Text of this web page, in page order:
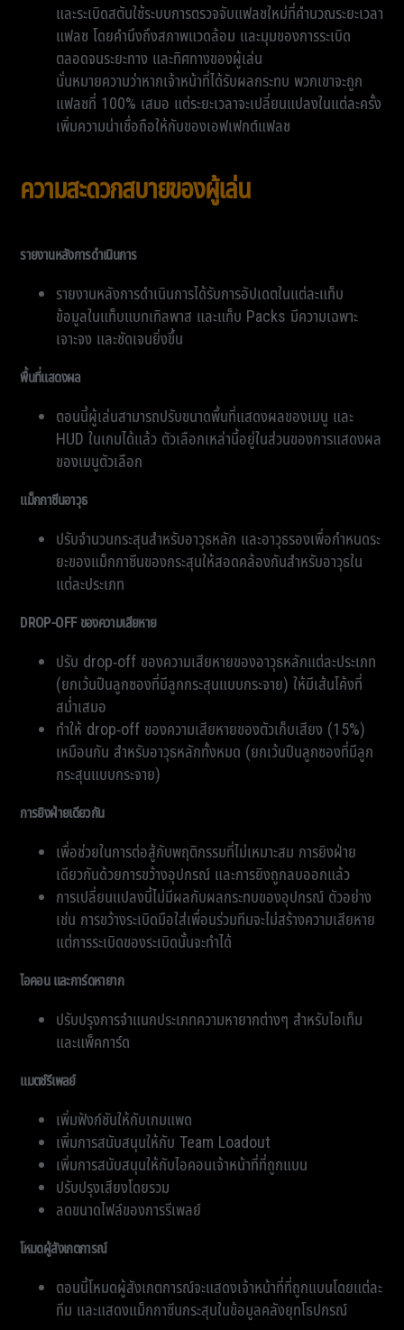
และระเบิดสตันใช้ระบบการตรวจจับแฟลชใหม่ที่คำนวณระยะเวลา
แฟลช โดยคำนึงถึงสภาพแวดล้อม และมุมของการระเบิด
ตลอดจนระยะทาง และทิศทางของผู้เล่น
นั่นหมายความว่าหากเจ้าหน้าที่ได้รับผลกระทบ พวกเขาจะถูก
แฟลชที่ 100% เสมอ แต่ระยะเวลาจะเปลี่ยนแปลงในแต่ละครั้ง
เพิ่มความน่าเชื่อถือให้กับของเอฟเฟกต์แฟลช
ความสะดวกสบายของผู้เล่น
รายงานหลังการดำเนินการ
รายงานหลังการดำเนินการได้รับการอัปเดตในแต่ละแท็บ
ข้อมูลในแท็บแบทเทิลพาส และแท็บ Packs มีความเฉพาะ
เจาะจง และชัดเจนยิ่งขึ้น
พื้นที่แสดงผล
ตอนนี้ผู้เล่นสามารถปรับขนาดพื้นที่แสดงผลของเมนู และ
HUD ในเกมได้แล้ว ตัวเลือกเหล่านี้อยู่ในส่วนของการแสดงผล
ของเมนูตัวเลือก
แม็กกาซีนอาวุธ
ปรับจำนวนกระสุนสำหรับอาวุธหลัก และอาวุธรองเพื่อกำหนดระ
ยะของแม็กกาซีนของกระสุนให้สอดคล้องกันสำหรับอาวุธใน
แต่ละประเภท
DROP-OFF ของความเสียหาย
ปรับ drop-off ของความเสียหายของอาวุธหลักแต่ละประเภท
(ยกเว้นปืนลูกซองที่มีลูกกระสุนแบบกระจาย) ให้มีเส้นโค้งที่
สม่ำเสมอ
ทำให้ drop-off ของความเสียหายของตัวเก็บเสียง (15%)
เหมือนกัน สำหรับอาวุธหลักทั้งหมด (ยกเว้นปืนลูกซองที่มีลูก
กระสุนแบบกระจาย)
การยิงฝ่ายเดียวกัน
เพื่อช่วยในการต่อสู้กับพฤติกรรมที่ไม่เหมาะสม การยิงฝ่าย
เดียวกันด้วยการขว้างอุปกรณ์ และการยิงถูกลบออกแล้ว
การเปลี่ยนแปลงนี้ไม่มีผลกับผลกระทบของอุปกรณ์ ตัวอย่าง
เช่น การขว้างระเบิดมือใส่เพื่อนร่วมทีมจะไม่สร้างความเสียหาย
แต่การระเบิดของระเบิดนั้นจะทำได้
ไอคอน และการ์ดหายาก
ปรับปรุงการจำแนกประเภทความหายากต่างๆ สำหรับไอเท็ม
และแพ็คการ์ด
แมตช์รีเพลย์
เพิ่มฟังก์ชันให้กับเกมแพด
เพิ่มการสนับสนุนให้กับ Team Loadout
เพิ่มการสนับสนุนให้กับไอคอนเจ้าหน้าที่ที่ถูกแบน
ปรับปรุงเสียงโดยรวม
ลดขนาดไฟล์ของการรีเพลย์
โหมดผู้สังเกตการณ์
ตอนนี้โหมดผู้สังเกตการณ์จะแสดงเจ้าหน้าที่ที่ถูกแบนโดยแต่ละ
ทีม และแสดงแม็กกาซีนกระสุนในข้อมูลคลังยุทโธปกรณ์